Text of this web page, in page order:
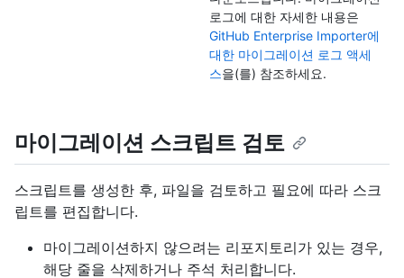
로그에 대한 자세한 내용은
GitHub Enterprise Importer에
대한 마이그레이션 로그 액세
스을(를) 참조하세요.
마이그레이션 스크립트 검토
스크립트를 생성한 후, 파일을 검토하고 필요에 따라 스크
립트를 편집합니다.
마이그레이션하지 않으려는 리포지토리가 있는 경우,
해당 줄을 삭제하거나 주석 처리합니다.